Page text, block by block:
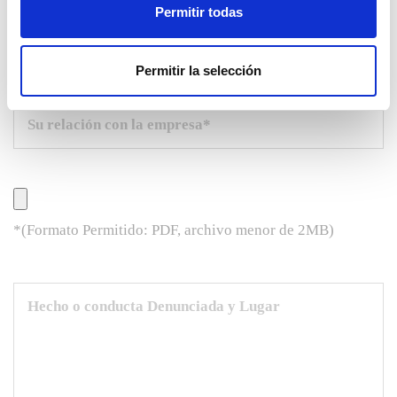
Permitir todas
Permitir la selección
*(Formato Permitido: PDF, archivo menor de 2MB)